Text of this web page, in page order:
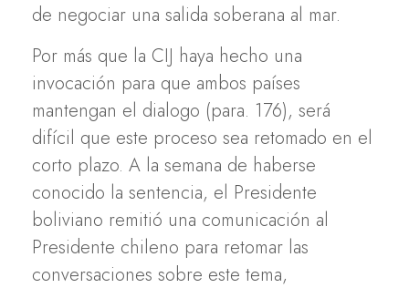
de negociar una salida soberana al mar.
Por más que la CIJ haya hecho una
invocación para que ambos países
mantengan el dialogo (para. 176), será
difícil que este proceso sea retomado en el
corto plazo. A la semana de haberse
conocido la sentencia, el Presidente
boliviano remitió una comunicación al
Presidente chileno para retomar las
conversaciones sobre este tema,